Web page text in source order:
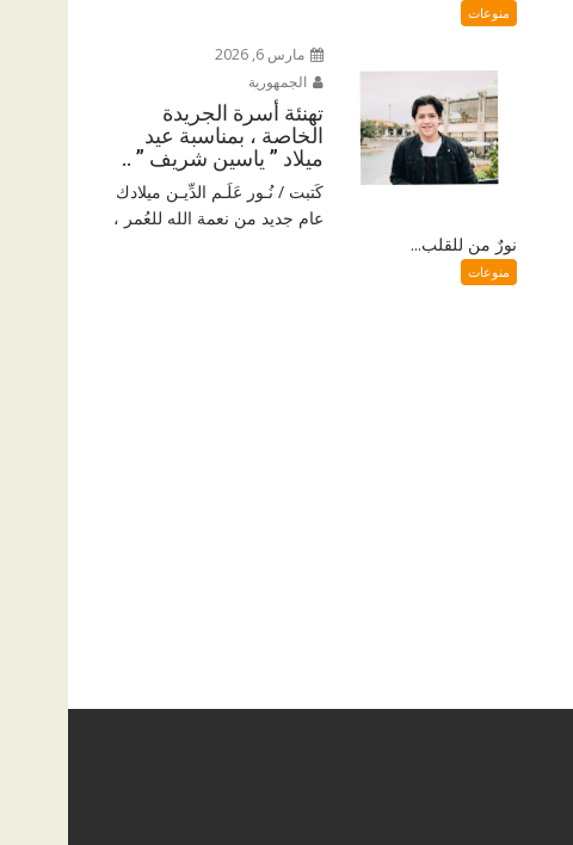
منوعات
مارس 6, 2026
الجمهورية
تهنئة أسرة الجريدة
الخاصة ، بمناسبة عيد
ميلاد ” ياسين شريف ” ..
كَتبت / نُـور عَلَـم الدِّيـن ميلادك
عام جديد من نعمة الله للعُمر ،
نورٌ من للقلب...
منوعات